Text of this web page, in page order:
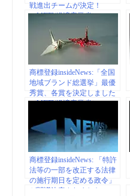
戦進出チームが決定！
（METI/経済産業省）
商標登録insideNews:「全国
地域ブランド総選挙」最優
秀賞、各賞を決定しました
（METI/経済産業省）
商標登録insideNews: 「特許
法等の一部を改正する法律
の施行期日を定める政令」
が閣議決定されました